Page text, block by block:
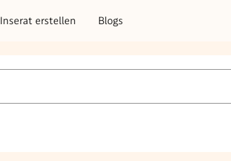
Inserat erstellen Blogs